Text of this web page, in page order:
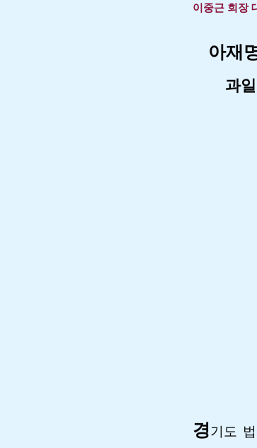
이중근 회장
아재
과
경기도